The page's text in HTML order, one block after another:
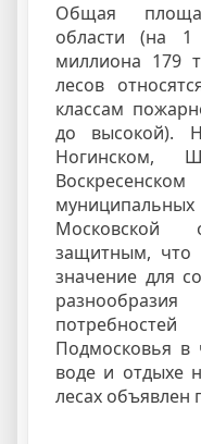
Общая
области (на
миллиона 179
лесов
классам
до высокой).
Ногинском,
Московской
защитным, что
значение для
Подмосковья в
воде и отдыхе
лесах объявлен